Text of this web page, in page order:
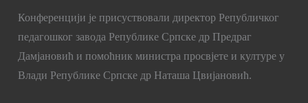
Конференцији је присуствовали директор Републичког
педагошког завода Републике Српске др Предраг
Дамјановић и помоћник министра просвјете и културе у
Влади Републике Српске др Наташа Цвијановић.